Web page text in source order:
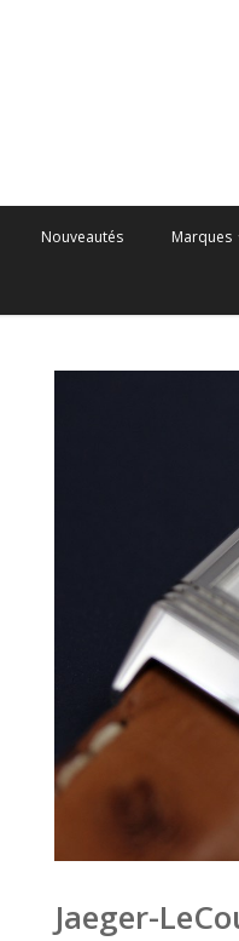
Nouveautés Marques
Jaeger-